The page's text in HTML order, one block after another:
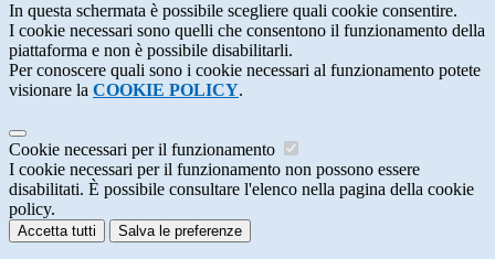
In questa schermata è possibile scegliere quali cookie consentire.
I cookie necessari sono quelli che consentono il funzionamento della
piattaforma e non è possibile disabilitarli.
Per conoscere quali sono i cookie necessari al funzionamento potete
visionare la COOKIE POLICY.
Cookie necessari per il funzionamento
I cookie necessari per il funzionamento non possono essere
disabilitati. È possibile consultare l'elenco nella pagina della cookie
policy.
Accetta tutti Salva le preferenze